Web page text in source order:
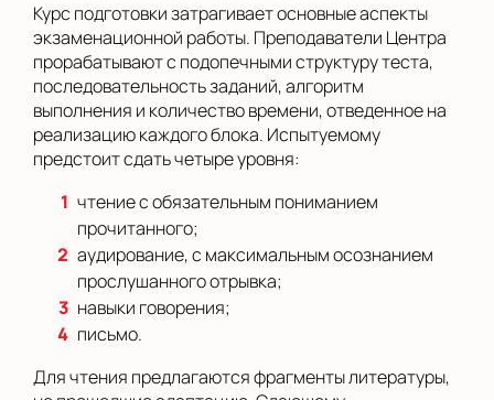
Курс подготовки затрагивает основные аспекты
экзаменационной работы. Преподаватели Центра
прорабатывают с подопечными структуру теста,
последовательность заданий, алгоритм
выполнения и количество времени, отведенное на
реализацию каждого блока. Испытуемому
предстоит сдать четыре уровня:
чтение с обязательным пониманием
прочитанного;
аудирование, с максимальным осознанием
прослушанного отрывка;
навыки говорения;
письмо.
Для чтения предлагаются фрагменты литературы,